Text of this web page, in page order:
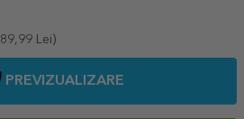
89,99 Lei)
PREVIZUALIZARE